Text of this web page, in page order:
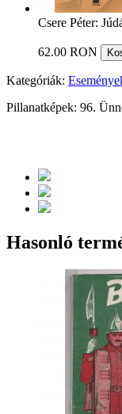
Csere Péter:
62.00 RON
Kategóriák:
Pillanatképek: 96.
Hasonló